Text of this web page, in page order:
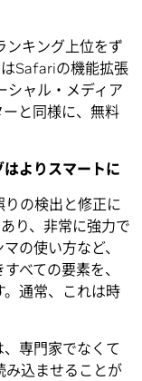
ンキング上位をず
Safariの機能拡張
シャル・メディア
と同様に、無料
よりスマートに
の検出と修正に
り、非常に強力で
の使い方など、
べての要素を、
。通常、これは時
専門家でなくて
み込ませることが